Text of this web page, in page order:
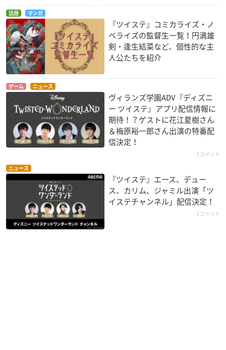
話題 マンガ
『ツイステ』コミカライズ・ノ
ベライズの監督生一覧！円満雄
剣・逢生結菜など、個性的な主
人公たちを紹介
ゲーム ニュース
ヴィランズ学園ADV『ディズニ
ー ツイステ』アプリ配信情報に
期待！？ゲストに花江夏樹さん
＆梅原裕一郎さん出演の特番配
信決定！
1コメント
ニュース
『ツイステ』エース、デュー
ス、カリム、ジャミル出演「ツ
イステチャンネル」配信決定！
1コメント